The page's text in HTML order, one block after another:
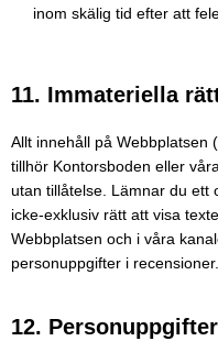
inom skälig tid efter att
11. Immateriella
Allt innehåll på Webbplatsen
tillhör Kontorsboden eller
utan tillåtelse. Lämnar du ett
icke-exklusiv rätt att visa
Webbplatsen och i våra
personuppgifter i recensioner.
12.